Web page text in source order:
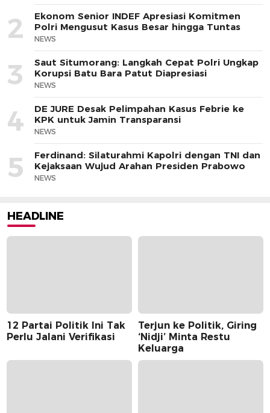
2
Ekonom Senior INDEF Apresiasi Komitmen
Polri Mengusut Kasus Besar hingga Tuntas
NEWS
3
Saut Situmorang: Langkah Cepat Polri Ungkap
Korupsi Batu Bara Patut Diapresiasi
NEWS
4
DE JURE Desak Pelimpahan Kasus Febrie ke
KPK untuk Jamin Transparansi
NEWS
5
Ferdinand: Silaturahmi Kapolri dengan TNI dan
Kejaksaan Wujud Arahan Presiden Prabowo
NEWS
HEADLINE
12 Partai Politik Ini Tak
Perlu Jalani Verifikasi
Terjun ke Politik, Giring
‘Nidji’ Minta Restu
Keluarga